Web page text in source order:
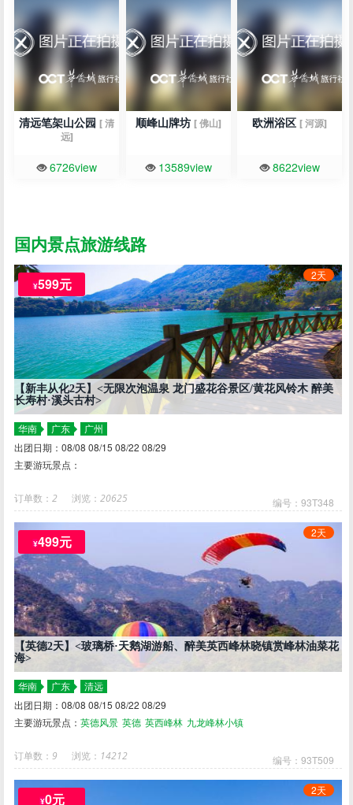
清远笔架山公园 [ 清
远]
6726view
顺峰山牌坊 [ 佛山]
13589view
欧洲浴区 [ 河源]
8622view
国内景点旅游线路
【新丰从化2天】<无限次泡温泉 龙门盛花谷景区/黄花风铃木 醉美
长寿村·溪头古村>
2天
华南 广东
广州
出团日期：08/08 08/15 08/22 08/29
主要游玩景点：
订单数：2 浏览：20625 编号：93T348
¥599元
【英德2天】<玻璃桥·天鹅湖游船、醉美英西峰林晓镇赏峰林油菜花
海>
2天
华南 广东
清远
出团日期：08/08 08/15 08/22 08/29
主要游玩景点：英德风景 英德 英西峰林 九龙峰林小镇
订单数：9 浏览： 14212 编号：93T509
¥499元
2天
¥0元